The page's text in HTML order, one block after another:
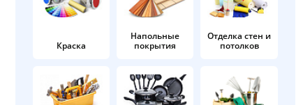
Краска
Напольные
покрытия
Отделка стен и
потолков